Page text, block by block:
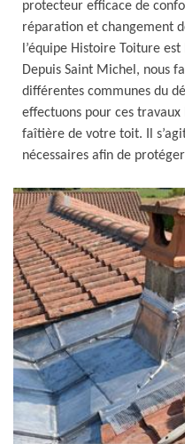
protecteur efficace de
réparation et changement
l’équipe Histoire Toiture
Depuis Saint Michel, nous
différentes communes du
effectuons pour ces
faîtière de votre toit. Il
nécessaires afin de